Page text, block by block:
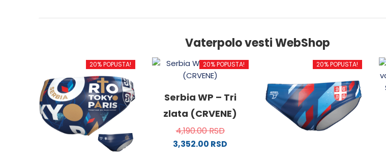
Vaterpolo vesti WebShop
20% POPUSTA! 20% POPUSTA!
Serbia WP – Tri
zlata (CRVENE)
4,190.00RSD
3,352.00 RSD
20% POPUSTA!